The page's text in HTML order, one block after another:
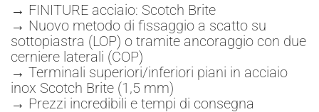
→ FINITURE acciaio: Scotch Brite
→ Nuovo metodo di fissaggio a scatto su
sottopiastra (LOP) o tramite ancoraggio con due
cerniere laterali (COP)
→ Terminali superiori/inferiori piani in acciaio
inox Scotch Brite (1,5 mm)
→ Prezzi incredibili e tempi di consegna